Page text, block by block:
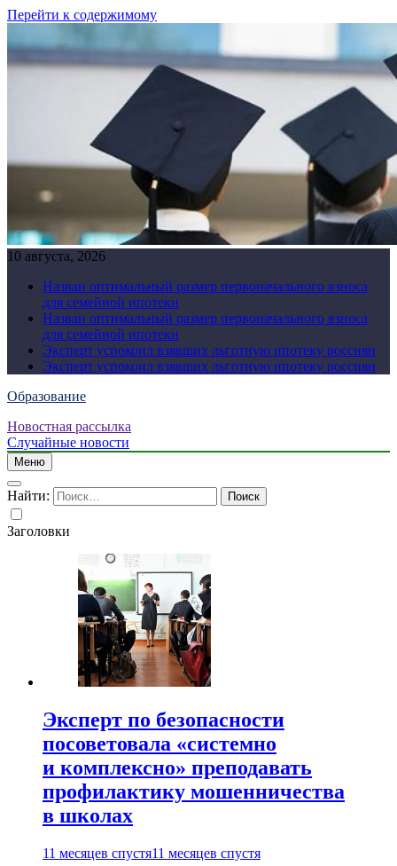
Перейти к содержимому
10 августа, 2026
Назван оптимальный размер первоначального взноса
для семейной ипотеки
Назван оптимальный размер первоначального взноса
для семейной ипотеки
Эксперт успокоил взявших льготную ипотеку россиян
Эксперт успокоил взявших льготную ипотеку россиян
Образование
Новостная рассылка
Случайные новости
Меню
Найти:
Заголовки
Эксперт по безопасности
посоветовала «системно
и комплексно» преподавать
профилактику мошенничества
в школах
11 месяцев спустя11 месяцев спустя